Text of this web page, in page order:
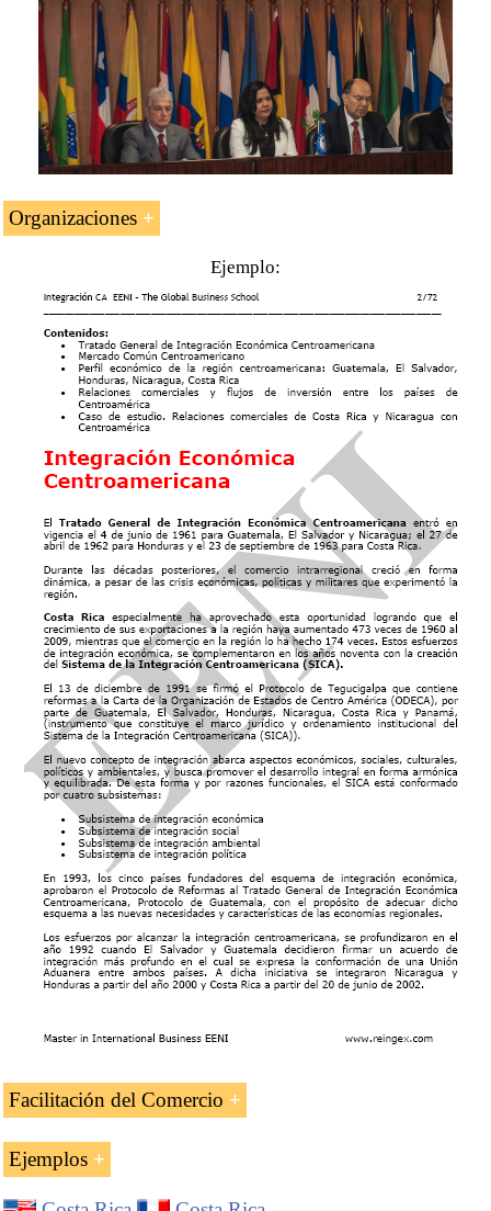
Tratado Reino Unido-América Central
Tratados de Centroamérica.
Sistema Integración Centroamericana (SICA)
Mercado Común Centroamericano-
Tratado República Dominicana-Centroamérica-
Tratado República Dominicana-Centroamérica
(Costa Rica, El Salvador, Guatemala, Honduras,
Nicaragua)
Costa Rica-Chile
Tratado México-Centroamérica (Costa Rica, El
Salvador, Guatemala, Honduras, Nicaragua)
Unión Europea-Costa Rica(Acuerdo de
Asociación Unión Europea-América
Central)
SGP
Ejemplo:
Organizaciones
Organizaciones comerciales y económicas americanas de
Costa Rica.
Sistema Económico Latinoamericano y del Caribe
(SELA)
Asociación Estados del Caribe (AEC)
Proyecto Mesoamérica
Foro América (Costa Rica) Asia
Banco Interamericano de Desarrollo
Comunidad de Estados Latinoamericanos y
Caribeños (CELAC)
Cumbre UE-Comunidad de Estados
Latinoamericanos y Caribeños (CELAC)
Comisión Económica para América Latina
(CEPAL)
Organización de los Estados Americanos (OEA)
Alianza del Pacífico(candidata)
Asociación Latinoamericana Integración (ALADI)
(Observador)..
Ejemplo:
Facilitación del Comercio
Ejemplos